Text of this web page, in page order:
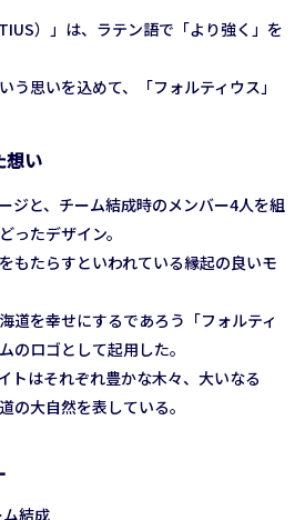
）」は、ラテン語で「より強く」を
う思いを込めて、「フォルティウス」
想い
ジと、チーム結成時のメンバー4人を組
ったデザイン。
もたらすといわれている縁起の良いモ
道を幸せにするであろう「フォルティ
のロゴとして起用した。
トはそれぞれ豊かな木々、大いなる
の大自然を表している。
結成